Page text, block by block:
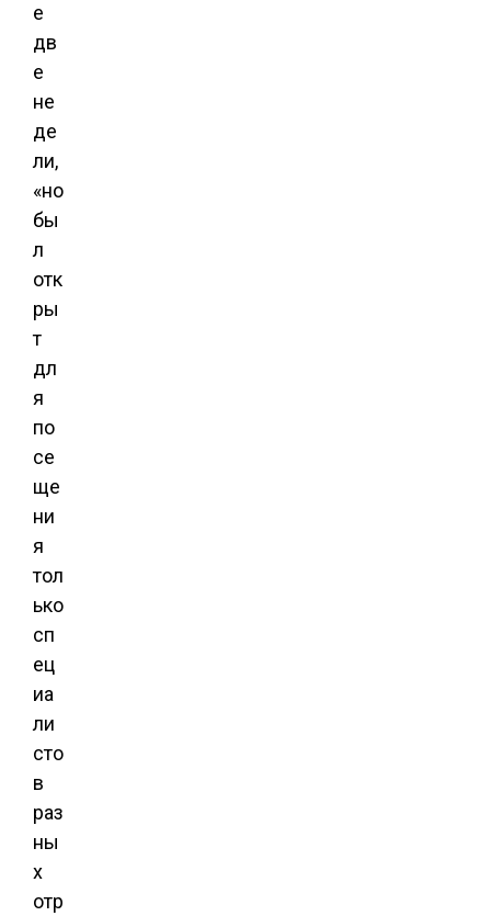
е
дв
е
не
де
ли,
«но
бы
л
отк
ры
т
дл
я
по
се
ще
ни
я
тол
ько
сп
ец
иа
ли
сто
в
раз
ны
х
отр